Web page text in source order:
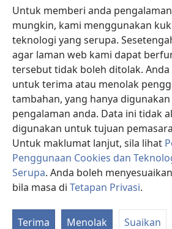
Untuk memberi anda
mungkin, kami menggunakan
teknologi yang serupa.
agar laman web kami dapat
tersebut tidak boleh ditolak.
untuk terima atau menolak
tambahan, yang hanya
pengalaman anda. Data ini tidak
digunakan untuk tujuan
Untuk maklumat lanjut, sila lihat
Penggunaan Cookies dan
Serupa. Anda boleh
bila masa di Tetapan Privasi.
Terima Menolak Suaikan
(membuka
tetingkap
baharu)PERPUSTAKAAN DALAM TALIAN
(membuka
tetingkap
baharu)JW Hub
(membuka
tetingkap
baharu)
®
Watchtower Library®
Copyright© 2026 Watch Tower Bible and
SYARAT PENGGUNAAN